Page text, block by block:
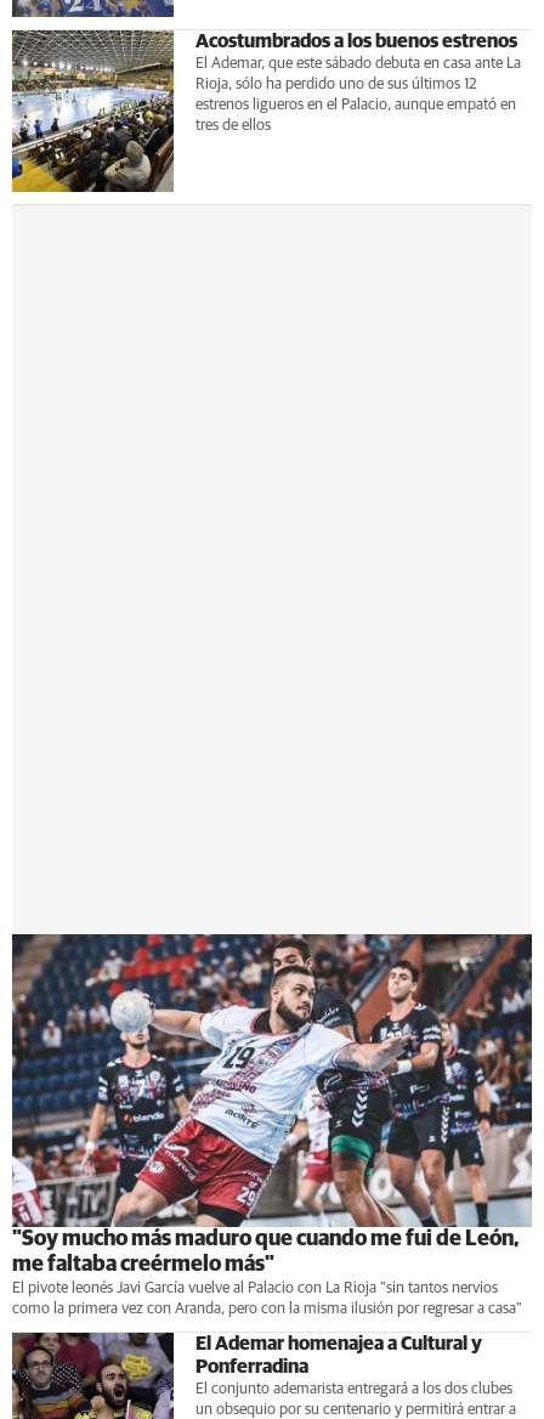
Acostumbrados a los buenos estrenos
El Ademar, que este sábado debuta en casa ante La
Rioja, sólo ha perdido uno de sus últimos 12
estrenos ligueros en el Palacio, aunque empató en
tres de ellos
"Soy mucho más maduro que cuando me fui de León,
me faltaba creérmelo más"
El pivote leonés Javi García vuelve al Palacio con La Rioja "sin tantos nervios
como la primera vez con Aranda, pero con la misma ilusión por regresar a casa"
El Ademar homenajea a Cultural y
Ponferradina
El conjunto ademarista entregará a los dos clubes
un obsequio por su centenario y permitirá entrar a